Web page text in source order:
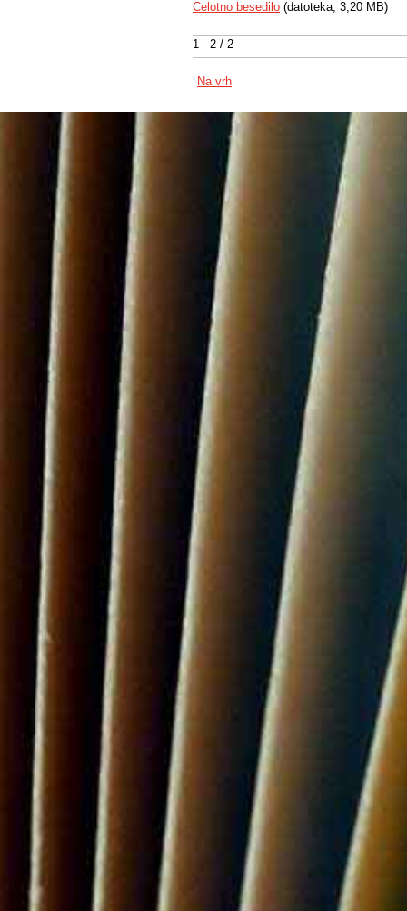
1 - 2 / 2
Celotno besedilo (datoteka, 3,20 MB)
Na vrh